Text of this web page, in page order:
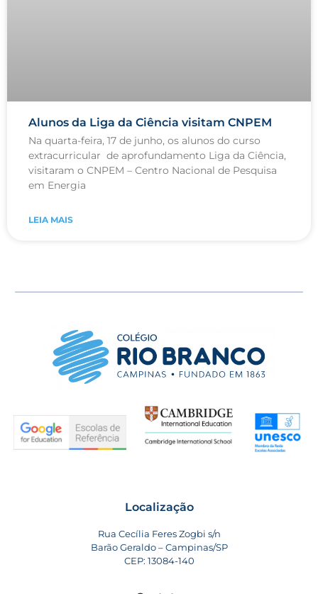
Alunos da Liga da Ciência visitam CNPEM
Na quarta-feira, 17 de junho, os alunos do curso
extracurricular de aprofundamento Liga da Ciência,
visitaram o CNPEM – Centro Nacional de Pesquisa
em Energia
LEIA MAIS
Localização
Rua Cecília Feres Zogbi s/n
Barão Geraldo – Campinas/SP
CEP: 13084-140